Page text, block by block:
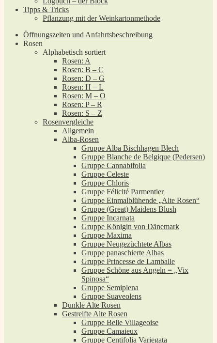
Tipps & Tricks
Pflanzung mit der Weinkartonmethode
Öffnungszeiten und Anfahrtsbeschreibung
Rosen
Alphabetisch sortiert
Rosen: A
Rosen: B – C
Rosen: D – G
Rosen: H – L
Rosen: M – O
Rosen: P – R
Rosen: S – Z
Rosenvergleiche
Allgemein
Alba-Rosen
Gruppe Alba Bischhagen Blech
Gruppe Blanche de Belgique (Pedersen)
Gruppe Cannabifolia
Gruppe Celeste
Gruppe Chloris
Gruppe Félicité Parmentier
Gruppe Einmalblühende „Alte Rosen“
Gruppe (Great) Maidens Blush
Gruppe Incarnata
Gruppe Königin von Dänemark
Gruppe Maxima
Gruppe Neugezüchtete Albas
Gruppe panaschierte Albas
Gruppe Princesse de Lamballe
Gruppe Schöne aus Angeln = „Vix
Spinosa“
Gruppe Semiplena
Gruppe Suaveolens
Dunkle Alte Rosen
Gestreifte Alte Rosen
Gruppe Belle Villageoise
Gruppe Camaieux
Gruppe Centifolia Variegata